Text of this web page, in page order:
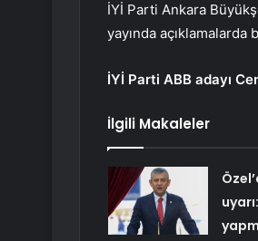
İYİ Parti Ankara
yayında açıklamalarda
İYİ Parti ABB adayı
İlgili Makaleler